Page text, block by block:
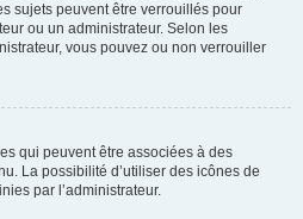
sujets peuvent être verrouillés pour
ou un administrateur. Selon les
vous pouvez ou non verrouiller
qui peuvent être associées à des
La possibilité d’utiliser des icônes de
par l’administrateur.